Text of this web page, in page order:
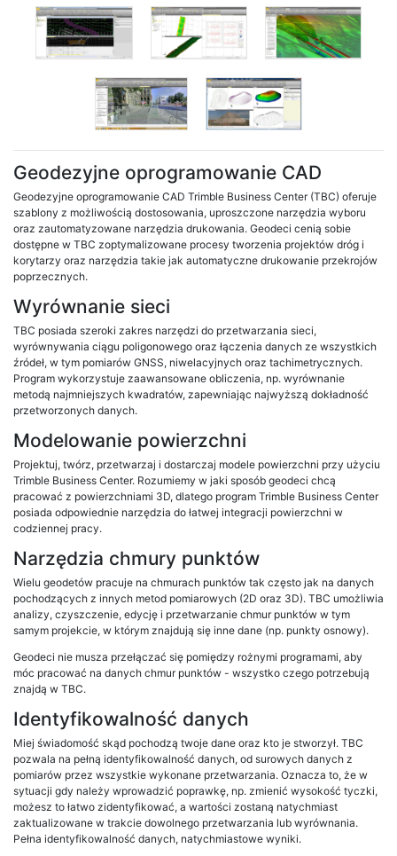
Geodezyjne oprogramowanie CAD
Geodezyjne oprogramowanie CAD Trimble Business Center (TBC) oferuje
szablony z możliwością dostosowania, uproszczone narzędzia wyboru
oraz zautomatyzowane narzędzia drukowania. Geodeci cenią sobie
dostępne w TBC zoptymalizowane procesy tworzenia projektów dróg i
korytarzy oraz narzędzia takie jak automatyczne drukowanie przekrojów
poprzecznych.
Wyrównanie sieci
TBC posiada szeroki zakres narzędzi do przetwarzania sieci,
wyrównywania ciągu poligonowego oraz łączenia danych ze wszystkich
źródeł, w tym pomiarów GNSS, niwelacyjnych oraz tachimetrycznych.
Program wykorzystuje zaawansowane obliczenia, np. wyrównanie
metodą najmniejszych kwadratów, zapewniając najwyższą dokładność
przetworzonych danych.
Modelowanie powierzchni
Projektuj, twórz, przetwarzaj i dostarczaj modele powierzchni przy użyciu
Trimble Business Center. Rozumiemy w jaki sposób geodeci chcą
pracować z powierzchniami 3D, dlatego program Trimble Business Center
posiada odpowiednie narzędzia do łatwej integracji powierzchni w
codziennej pracy.
Narzędzia chmury punktów
Wielu geodetów pracuje na chmurach punktów tak często jak na danych
pochodzących z innych metod pomiarowych (2D oraz 3D). TBC umożliwia
analizy, czyszczenie, edycję i przetwarzanie chmur punktów w tym
samym projekcie, w którym znajdują się inne dane (np. punkty osnowy).
Geodeci nie musza przełączać się pomiędzy rożnymi programami, aby
móc pracować na danych chmur punktów - wszystko czego potrzebują
znajdą w TBC.
Identyfikowalność danych
Miej świadomość skąd pochodzą twoje dane oraz kto je stworzył. TBC
pozwala na pełną identyfikowalność danych, od surowych danych z
pomiarów przez wszystkie wykonane przetwarzania. Oznacza to, że w
sytuacji gdy należy wprowadzić poprawkę, np. zmienić wysokość tyczki,
możesz to łatwo zidentyfikować, a wartości zostaną natychmiast
zaktualizowane w trakcie dowolnego przetwarzania lub wyrównania.
Pełna identyfikowalność danych, natychmiastowe wyniki.